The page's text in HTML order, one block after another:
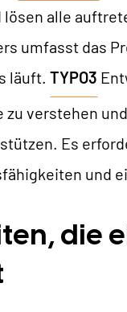
TYPO3
TYPO3
TYPO3
TYPO3
Jobs
TYPO3
alle
umfasst das
läuft. TYPO3
verstehen
Es
und
die